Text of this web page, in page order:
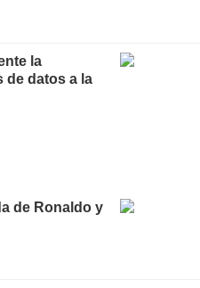
la
de datos a la
de Ronaldo y